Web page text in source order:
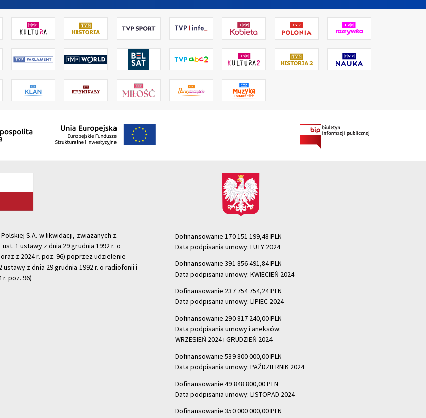
S.A. w likwidacji, związanych z
1 ustawy z dnia 29 grudnia 1992 r. o
z 2024 r. poz. 96) poprzez udzielenie
z dnia 29 grudnia 1992 r. o radiofonii i
r. poz. 96)
Dofinansowanie 170 151 199,48 PLN
Data podpisania umowy: LUTY 2024
Dofinansowanie 391 856 491,84 PLN
Data podpisania umowy: KWIECIEŃ 2024
Dofinansowanie 237 754 754,24 PLN
Data podpisania umowy: LIPIEC 2024
Dofinansowanie 290 817 240,00 PLN
Data podpisania umowy i aneksów:
WRZESIEŃ 2024 i GRUDZIEŃ 2024
Dofinansowanie 539 800 000,00 PLN
Data podpisania umowy: PAŹDZIERNIK 2024
Dofinansowanie 49 848 800,00 PLN
Data podpisania umowy: LISTOPAD 2024
Dofinansowanie 350 000 000,00 PLN